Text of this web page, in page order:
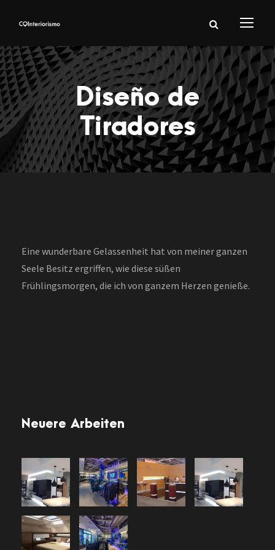
Diseño de
Tiradores
Eine wunderbare Gelassenheit hat von meiner ganzen
Seele Besitz ergriffen, wie diese süßen
Frühlingsmorgen, die ich von ganzem Herzen genieße.
Neuere Arbeiten